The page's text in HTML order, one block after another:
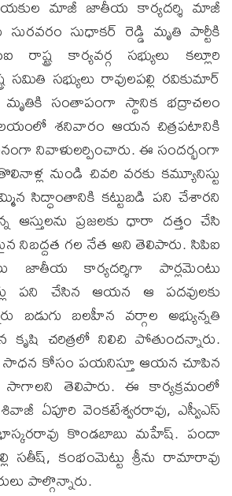
మాజీ జాతీయ కార్యదర్శి మాజీ
సురవరం సుధాకర్ రెడ్డి మృతి పార్టీకి
కార్యవర్గ సభ్యులు కల్లూరి
సమితి సభ్యులు రావులపల్లి రవికుమార్
మృతికి సంతాపంగా స్థానిక భద్రాచలం
శనివారం ఆయన చిత్రపటానికి
నివాళులర్పించారు. ఈ సందర్భంగా
నుండి చివరి వరకు కమ్యూనిస్టు
సిద్ధాంతానికి కట్టుబడి పని చేశారని
ఆస్తులను ప్రజలకు ధారా దత్తం చేసి
నిబద్దత గల నేత అని తెలిపారు. సిపిఐ
జాతీయ కార్యదర్శిగా పార్లమెంటు
పని చేసిన ఆయన ఆ పదవులకు
బడుగు బలహీన వర్గాల అభ్యున్నతి
చరిత్రలో నిలిచి పోతుందన్నారు.
కోసం పయనిస్తూ ఆయన చూపిన
సాగాలని తెలిపారు. ఈ కార్యక్రమంలో
ఏపూరి వెంకటేశ్వరరావు, ఎస్వీఎస్
కొండబాబు మహేష్. పందా
సతీష్, కంభంమెట్టు శ్రీను రామారావు
పాల్గొన్నారు.